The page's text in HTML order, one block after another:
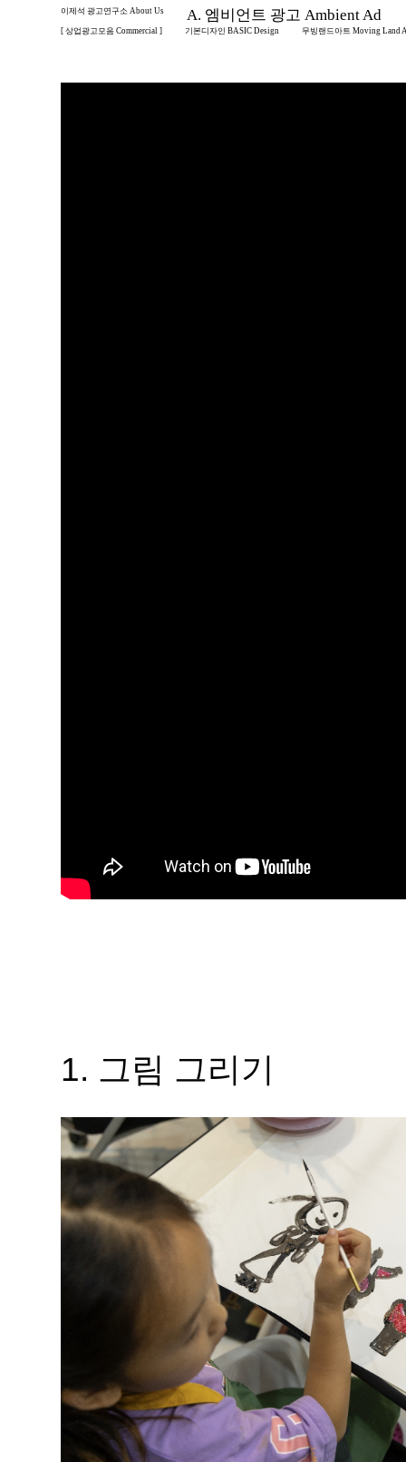
이제석 광고연구소 About Us A. 엠비언트 광고 Ambient Ad
[ 상업광고모음 Commercial ] 기본디자인 BASIC Design 무빙랜드아트 Moving Land
1. 그림 그리기